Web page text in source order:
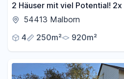
2 Häuser mit viel Potential!
möglich!
54413 Malborn
4
250m² 920m²